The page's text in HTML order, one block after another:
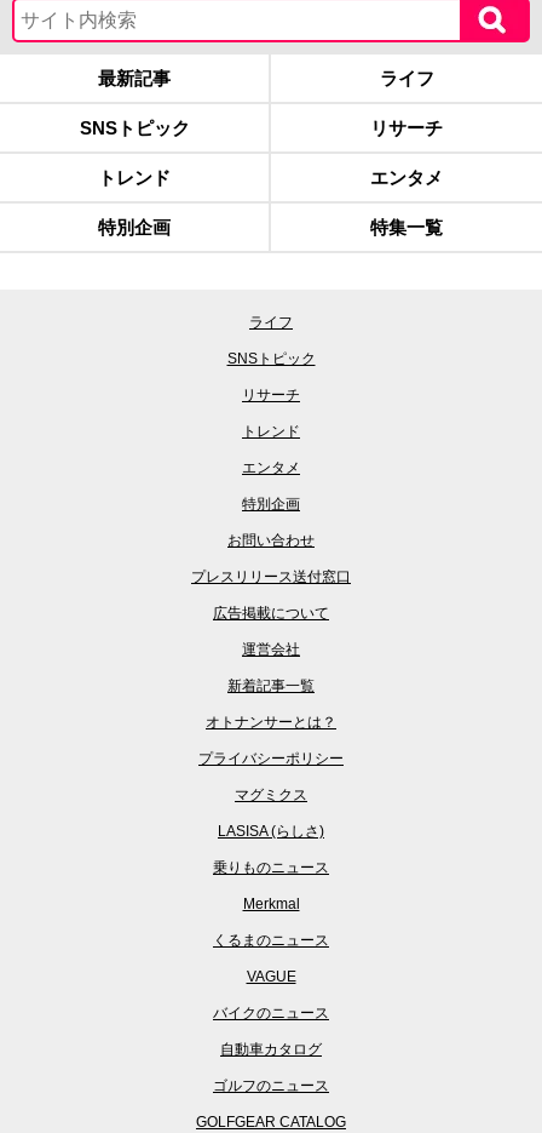
最新記事 ライフ
SNSトピック リサーチ
トレンド エンタメ
特別企画 特集一覧
ライフ
SNSトピック
リサーチ
トレンド
エンタメ
特別企画
お問い合わせ
プレスリリース送付窓口
広告掲載について
運営会社
新着記事一覧
オトナンサーとは？
プライバシーポリシー
マグミクス
LASISA (らしさ)
乗りものニュース
Merkmal
くるまのニュース
VAGUE
バイクのニュース
自動車カタログ
ゴルフのニュース
GOLFGEAR CATALOG